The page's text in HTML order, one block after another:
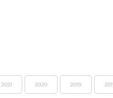
2021 2020 2019